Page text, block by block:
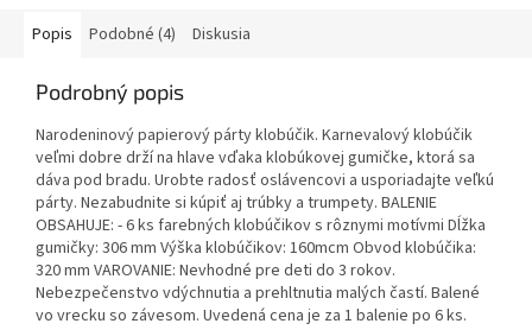
Popis Podobné (4) Diskusia
Podrobný popis
Narodeninový papierový párty klobúčik. Karnevalový klobúčik
veľmi dobre drží na hlave vďaka klobúkovej gumičke, ktorá sa
dáva pod bradu. Urobte radosť oslávencovi a usporiadajte veľkú
párty. Nezabudnite si kúpiť aj trúbky a trumpety. BALENIE
OBSAHUJE: - 6 ks farebných klobúčikov s rôznymi motívmi Dĺžka
gumičky: 306 mm Výška klobúčikov: 160mcm Obvod klobúčika:
320 mm VAROVANIE: Nevhodné pre deti do 3 rokov.
Nebezpečenstvo vdýchnutia a prehltnutia malých častí. Balené
vo vrecku so závesom. Uvedená cena je za 1 balenie po 6 ks.